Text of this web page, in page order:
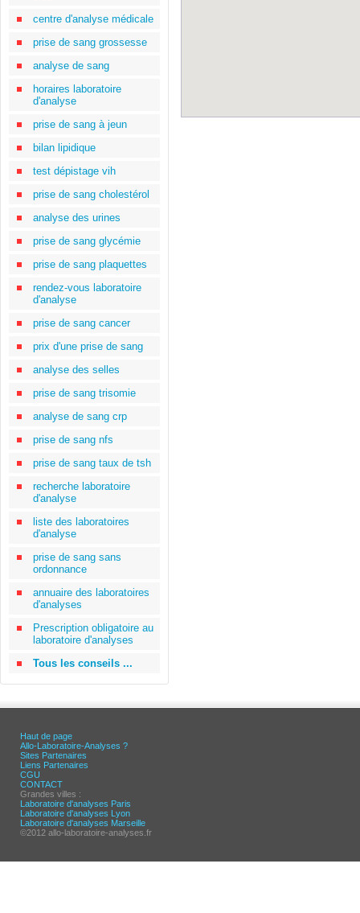
centre d'analyse médicale
prise de sang grossesse
analyse de sang
horaires laboratoire
d'analyse
prise de sang à jeun
bilan lipidique
test dépistage vih
prise de sang cholestérol
analyse des urines
prise de sang glycémie
prise de sang plaquettes
rendez-vous laboratoire
d'analyse
prise de sang cancer
prix d'une prise de sang
analyse des selles
prise de sang trisomie
analyse de sang crp
prise de sang nfs
prise de sang taux de tsh
recherche laboratoire
d'analyse
liste des laboratoires
d'analyse
prise de sang sans
ordonnance
annuaire des laboratoires
d'analyses
Prescription obligatoire au
laboratoire d'analyses
Tous les conseils ...
Haut de page
Allo-Laboratoire-Analyses ?
Sites Partenaires
Liens Partenaires
CGU
CONTACT
Grandes villes :
Laboratoire d'analyses Paris
Laboratoire d'analyses Lyon
Laboratoire d'analyses Marseille
©2012 allo-laboratoire-analyses.fr